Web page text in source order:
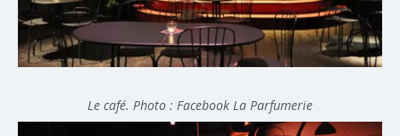
Le café. Photo : Facebook La Parfumerie